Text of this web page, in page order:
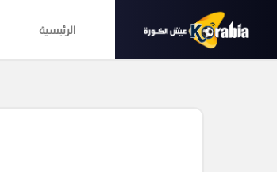
الرئيسية